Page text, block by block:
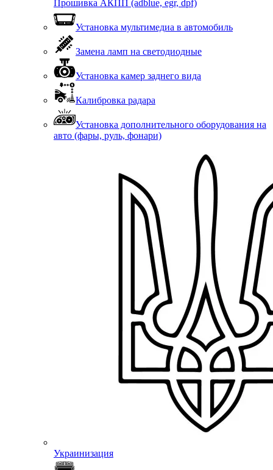
Прошивка АКПП (adblue, egr, dpf)
Установка мультимедиа в автомобиль
Замена ламп на светодиодные
Установка камер заднего вида
Калибровка радара
Установка дополнительного оборудования на
авто (фары, руль, фонари)
Украинизация